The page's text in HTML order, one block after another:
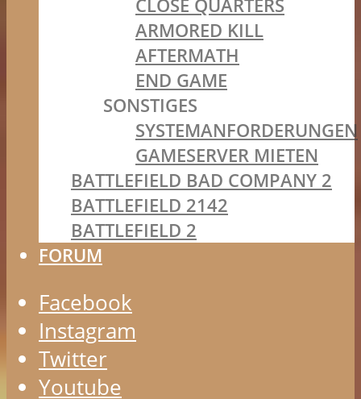
CLOSE QUARTERS
ARMORED KILL
AFTERMATH
END GAME
SONSTIGES
SYSTEMANFORDERUNGEN
GAMESERVER MIETEN
BATTLEFIELD BAD COMPANY 2
BATTLEFIELD 2142
BATTLEFIELD 2
FORUM
Facebook
Instagram
Twitter
Youtube